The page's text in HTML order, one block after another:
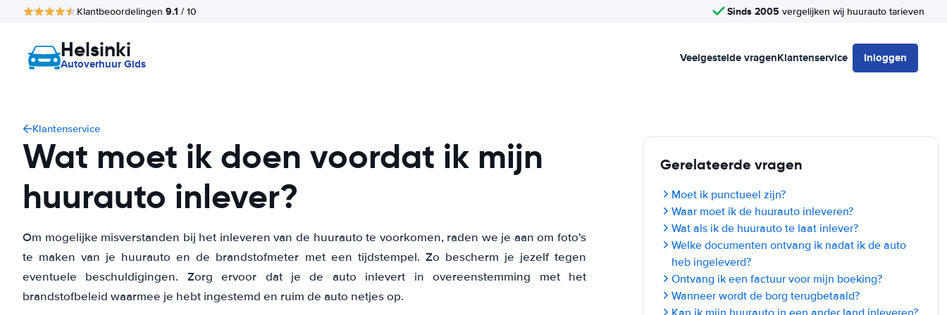
Klantbeoordelingen 9.1 / 10 Sinds 2005 vergelijken wij huurauto tarieven
Helsinki
Autoverhuur Gids Veelgestelde vragenKlantenservice Inloggen
Klantenservice
Wat moet ik doen voordat ik mijn
huurauto inlever?
Om mogelijke misverstanden bij het inleveren van de huurauto te voorkomen, raden we je aan om foto's
te maken van je huurauto en de brandstofmeter met een tijdstempel. Zo bescherm je jezelf tegen
eventuele beschuldigingen. Zorg ervoor dat je de auto inlevert in overeenstemming met het
brandstofbeleid waarmee je hebt ingestemd en ruim de auto netjes op.
Gerelateerde vragen
Moet ik punctueel zijn?
Waar moet ik de huurauto inleveren?
Wat als ik de huurauto te laat inlever?
Welke documenten ontvang ik nadat ik de auto
heb ingeleverd?
Ontvang ik een factuur voor mijn boeking?
Wanneer wordt de borg terugbetaald?